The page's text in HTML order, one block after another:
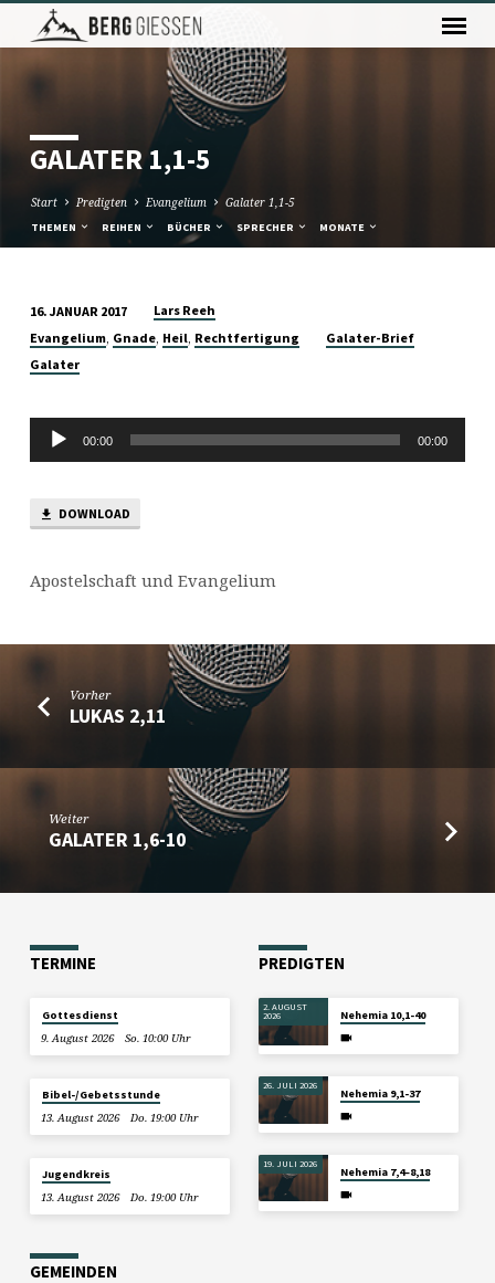
GALATER 1,1-5
Start Predigten Evangelium Galater 1,1-5
THEMEN REIHEN BÜCHER SPRECHER MONATE
GALATER
1,1-
16. JANUAR 2017
Lars Reeh
Evangelium, Gnade, Heil, Rechtfertigung
Galater-Brief
Galater
Audio-
Player
00:00 00:00
DOWNLOAD
Apostelschaft und Evangelium
Vorher
LUKAS 2,11
Weiter
GALATER 1,6-10
TERMINE
Gottesdienst
9. August 2026
So. 10:00 Uhr
Bibel-/Gebetsstunde
13. August 2026
Do. 19:00 Uhr
Jugendkreis
13. August 2026
Do. 19:00 Uhr
PREDIGTEN
2. AUGUST
2026 Nehemia 10,1-40
26. JULI 2026
Nehemia 9,1-37
19. JULI 2026
Nehemia 7,4–8,18
GEMEINDEN